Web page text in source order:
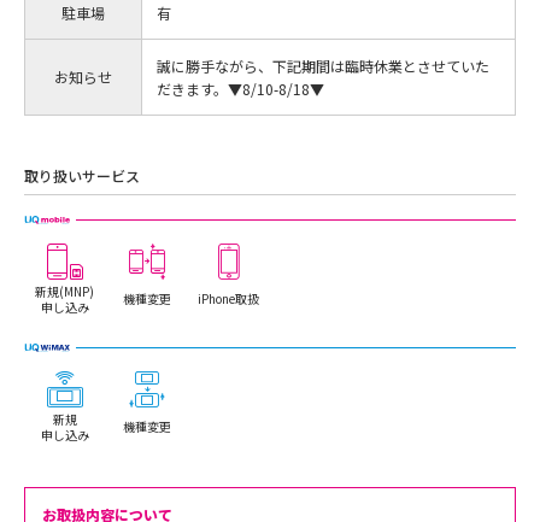
駐車場 有
お知らせ
誠に勝手ながら、下記期間は臨時休業とさせていた
だきます。▼8/10-8/18▼
取り扱いサービス
新規(MNP)
申し込み
機種変更 iPhone取扱
新規
申し込み
機種変更
お取扱内容について